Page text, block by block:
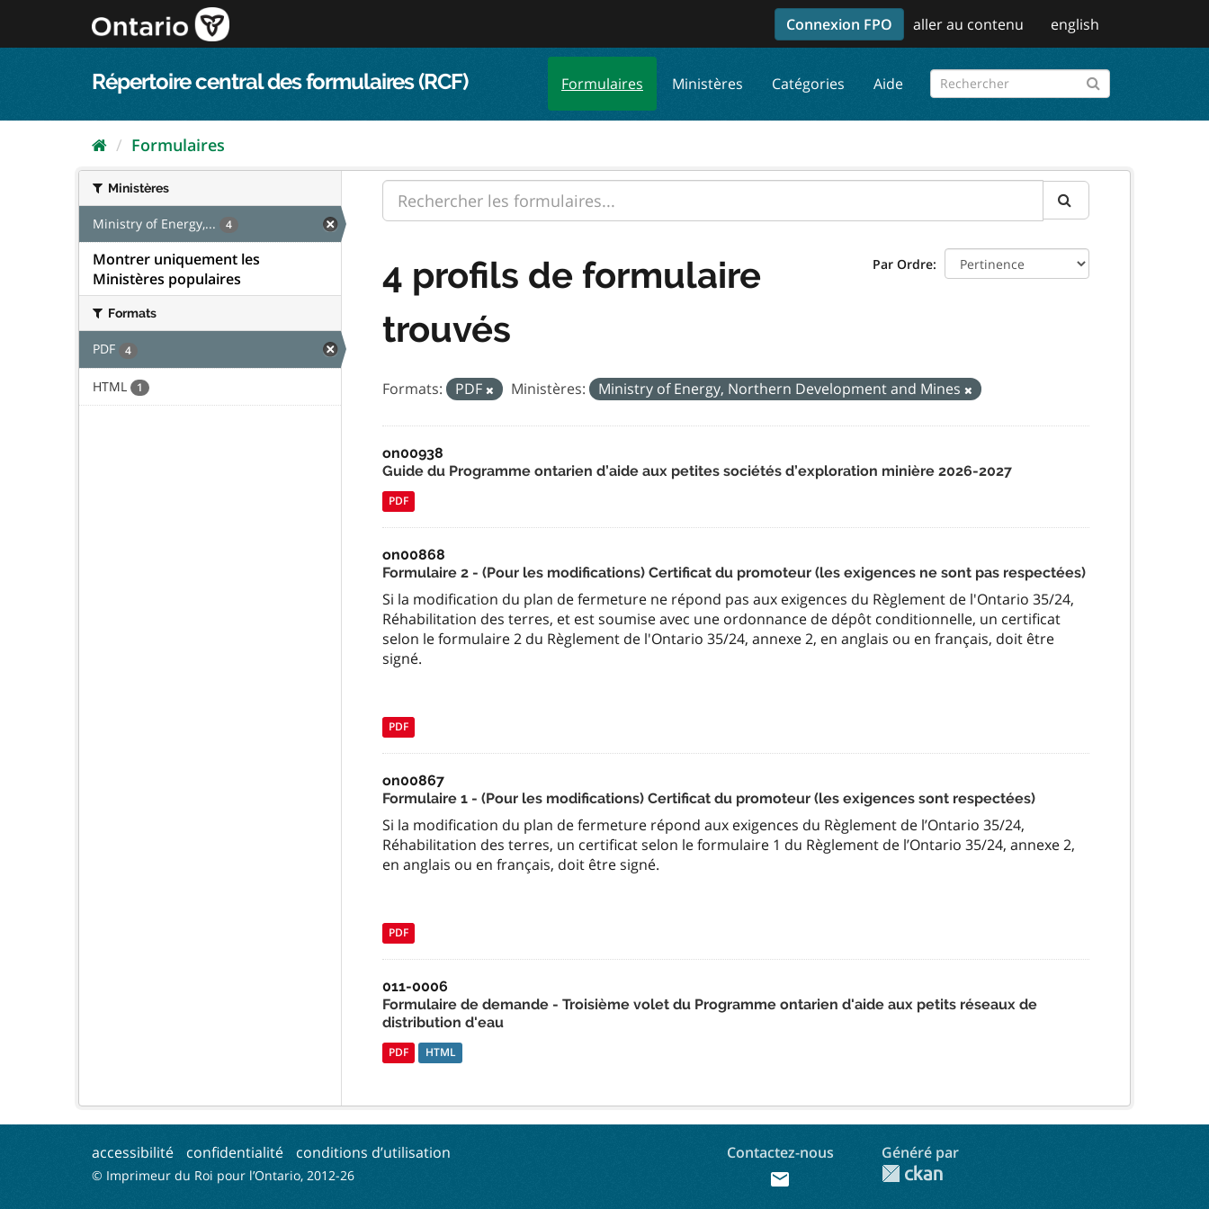
au
Connexion FPO aller au contenu english
Répertoire central des formulaires (RCF) Formulaires Ministères Catégories Aide
Formulaires
Ministères
Ministry of Energy,... 4
Montrer uniquement les
Ministères populaires
Formats
PDF 4
HTML 1
Par Ordre
4 profils de formulaire
trouvés
Formats: PDF Ministères: Ministry of Energy, Northern Development and Mines
on00938
Guide du Programme ontarien d’aide aux petites sociétés d’exploration minière 2026-2027
PDF
on00868
Formulaire 2 - (Pour les modifications) Certificat du promoteur (les exigences ne sont pas respectées)
Si la modification du plan de fermeture ne répond pas aux exigences du Règlement de l'Ontario 35/24,
Réhabilitation des terres, et est soumise avec une ordonnance de dépôt conditionnelle, un certificat
selon le formulaire 2 du Règlement de l'Ontario 35/24, annexe 2, en anglais ou en français, doit être
signé.
PDF
on00867
Formulaire 1 - (Pour les modifications) Certificat du promoteur (les exigences sont respectées)
Si la modification du plan de fermeture répond aux exigences du Règlement de l’Ontario 35/24,
Réhabilitation des terres, un certificat selon le formulaire 1 du Règlement de l’Ontario 35/24, annexe 2,
en anglais ou en français, doit être signé.
PDF
011-0006
Formulaire de demande - Troisième volet du Programme ontarien d'aide aux petits réseaux de
distribution d'eau
PDF HTML
accessibilité confidentialité conditions d’utilisation
© Imprimeur du Roi pour l’Ontario, 2012-26
Contactez-nous
mail
Généré par